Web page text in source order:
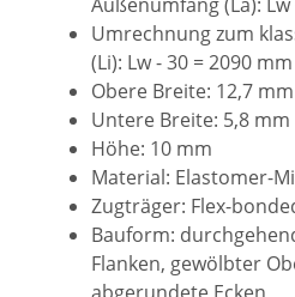
Umrechnung zum
(Li): Lw - 30 = 2090 mm
Obere Breite: 12,7 mm
Untere Breite: 5,8 mm
Höhe: 10 mm
Material: Elastomer-
Zugträger: Flex-
Bauform:
Flanken, gewölbter